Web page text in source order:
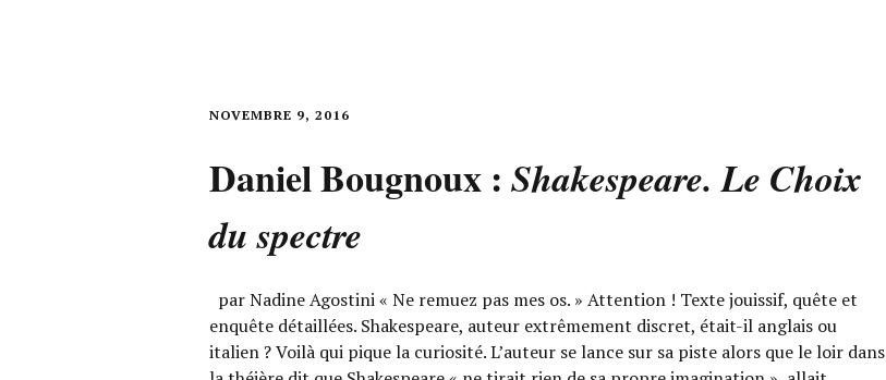
NOVEMBRE 9, 2016
Daniel Bougnoux : Shakespeare. Le Choix
du spectre
par Nadine Agostini « Ne remuez pas mes os. » Attention ! Texte jouissif, quête et
enquête détaillées. Shakespeare, auteur extrêmement discret, était-il anglais ou
italien ? Voilà qui pique la curiosité. L’auteur se lance sur sa piste alors que le loir dans